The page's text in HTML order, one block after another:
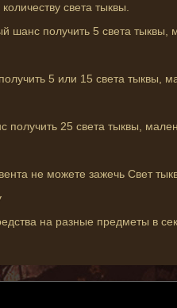
света тыквы.
шанс получить 5 света тыквы,
5 или 15 света тыквы,
25 света тыквы,
не можете зажечь Свет
на разные предметы в